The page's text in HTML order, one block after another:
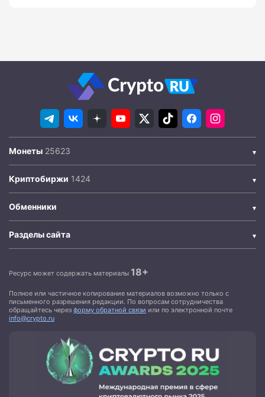
Монеты
Криптобиржи
Обменники
Разделы сайта
Ресурс может содержать материалы 18+
Полное или частичное копирование материалов возможно только с
письменного разрешения редакции. По вопросам сотрудничества
обращайтесь через форму обратной связи или по электронной почте
info@crypto.ru